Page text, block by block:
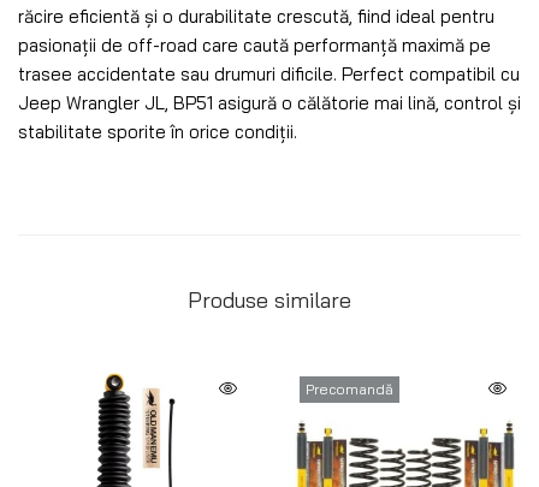
răcire eficientă și o durabilitate crescută, fiind ideal pentru
pasionații de off-road care caută performanță maximă pe
trasee accidentate sau drumuri dificile. Perfect compatibil cu
Jeep Wrangler JL, BP51 asigură o călătorie mai lină, control și
stabilitate sporite în orice condiții.
Produse similare
Precomandă